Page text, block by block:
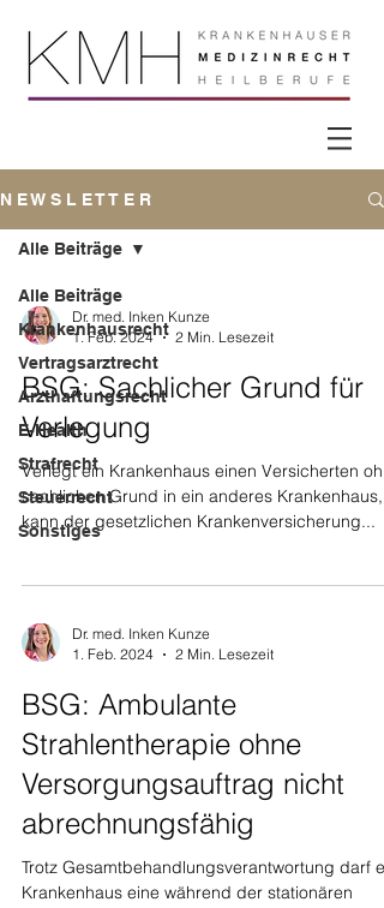
N E W S L E T T E R
Alle Beiträge
Krankenhausrecht
Vertragsarztrecht
Arzthaftungsrecht
E-Health
Strafrecht
Steuerrecht
Sonstiges
Alle Beiträge
Dr. med. Inken Kunze
1. Feb. 2024
2 Min. Lesezeit
BSG: Sachlicher Grund für
Verlegung
Verlegt ein Krankenhaus einen Versicherten
sachlichen Grund in ein anderes Krankenhaus,
kann der gesetzlichen Krankenversicherung...
Dr. med. Inken Kunze
1. Feb. 2024
2 Min. Lesezeit
BSG: Ambulante
Strahlentherapie ohne
Versorgungsauftrag nicht
abrechnungsfähig
Trotz Gesamtbehandlungsverantwortung darf
Krankenhaus eine während der stationären